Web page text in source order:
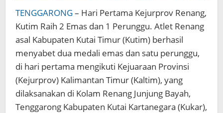
TENGGARONG– Hari Pertama Kejurprov Renang,
Kutim Raih 2 Emas dan 1 Perunggu. Atlet Renang
asal Kabupaten Kutai Timur (Kutim) berhasil
menyabet dua medali emas dan satu perunggu,
di hari pertama mengikuti Kejuaraan Provinsi
(Kejurprov) Kalimantan Timur (Kaltim), yang
dilaksanakan di Kolam Renang Junjung Bayah,
Tenggarong Kabupaten Kutai Kartanegara (Kukar),